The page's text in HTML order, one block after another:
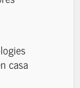
casa